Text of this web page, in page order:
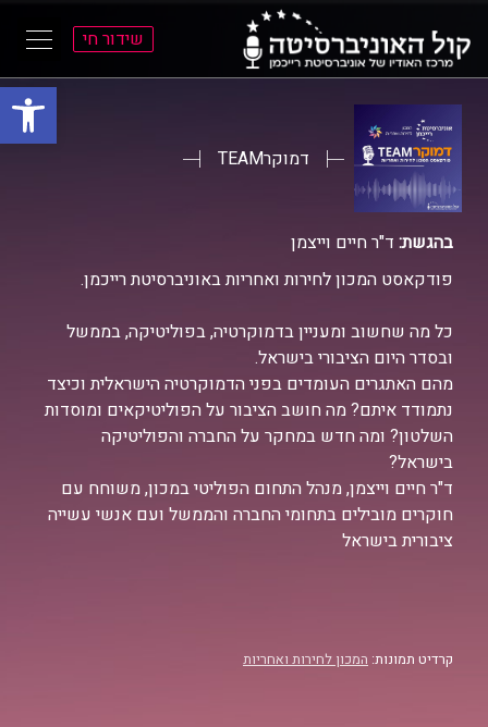
פתח
הראשי
הראשי
שידור חי
דמוקרTEAM
בהגשת: ד"ר חיים וייצמן
פודקאסט המכון לחירות ואחריות באוניברסיטת רייכמן.
כל מה שחשוב ומעניין בדמוקרטיה, בפוליטיקה, בממשל
ובסדר היום הציבורי בישראל.
מהם האתגרים העומדים בפני הדמוקרטיה הישראלית וכיצד
נתמודד איתם? מה חושב הציבור על הפוליטיקאים ומוסדות
השלטון? ומה חדש במחקר על החברה והפוליטיקה
בישראל?
ד"ר חיים וייצמן, מנהל התחום הפוליטי במכון, משוחח עם
חוקרים מובילים בתחומי החברה והממשל ועם אנשי עשייה
ציבורית בישראל
קרדיט תמונות: המכון לחירות ואחריות